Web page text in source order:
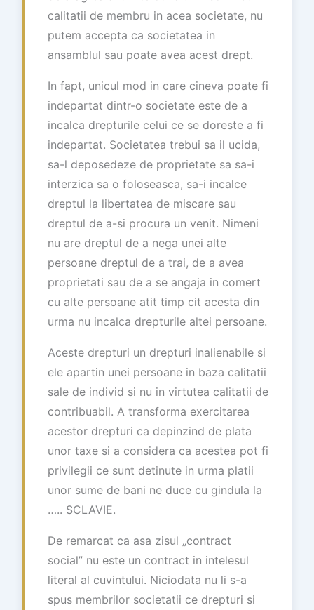
calitatii de membru in acea societate, nu
putem accepta ca societatea in
ansamblul sau poate avea acest drept.
In fapt, unicul mod in care cineva poate fi
indepartat dintr-o societate este de a
incalca drepturile celui ce se doreste a fi
indepartat. Societatea trebui sa il ucida,
sa-l deposedeze de proprietate sa sa-i
interzica sa o foloseasca, sa-i incalce
dreptul la libertatea de miscare sau
dreptul de a-si procura un venit. Nimeni
nu are dreptul de a nega unei alte
persoane dreptul de a trai, de a avea
proprietati sau de a se angaja in comert
cu alte persoane atit timp cit acesta din
urma nu incalca drepturile altei persoane.
Aceste drepturi un drepturi inalienabile si
ele apartin unei persoane in baza calitatii
sale de individ si nu in virtutea calitatii de
contribuabil. A transforma exercitarea
acestor drepturi ca depinzind de plata
unor taxe si a considera ca acestea pot fi
privilegii ce sunt detinute in urma platii
unor sume de bani ne duce cu gindula la
….. SCLAVIE.
De remarcat ca asa zisul „contract
social” nu este un contract in intelesul
literal al cuvintului. Niciodata nu li s-a
spus membrilor societatii ce drepturi si